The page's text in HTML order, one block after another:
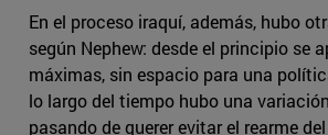
En el proceso iraquí, además, hubo
según Nephew: desde el principio se
máximas, sin espacio para una
lo largo del tiempo hubo una
pasando de querer evitar el rearme